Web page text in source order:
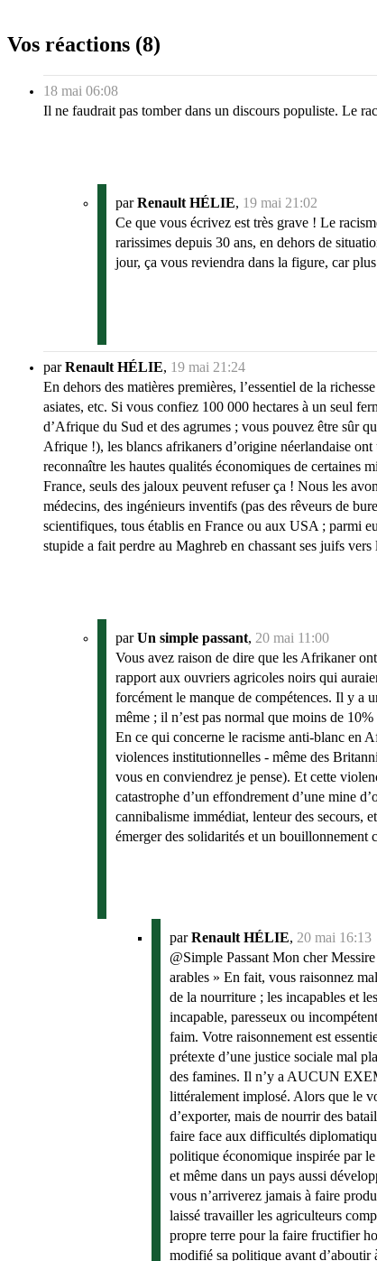
Vos réactions (8)
18 mai 06:08
Il ne faudrait pas tomber dans un discours populiste. Le
parRenault HÉLIE, 19 mai 21:02
Ce que vous écrivez est très grave ! Le
rarissimes depuis 30 ans, en dehors de
jour, ça vous reviendra dans la figure, car
parRenault HÉLIE, 19 mai 21:24
En dehors des matières premières, l’essentiel de la
asiates, etc. Si vous confiez 100 000 hectares à un seul
d’Afrique du Sud et des agrumes ; vous pouvez être sûr
Afrique !), les blancs afrikaners d’origine néerlandaise
reconnaître les hautes qualités économiques de certaines
France, seuls des jaloux peuvent refuser ça ! Nous les
médecins, des ingénieurs inventifs (pas des rêveurs de
scientifiques, tous établis en France ou aux USA ; parmi
stupide a fait perdre au Maghreb en chassant ses juifs
parUn simple passant, 20 mai 11:00
Vous avez raison de dire que les Afrikaner
rapport aux ouvriers agricoles noirs qui
forcément le manque de compétences. Il y a
même ; il n’est pas normal que moins de
En ce qui concerne le racisme anti-blanc en
violences institutionnelles - même des
vous en conviendrez je pense). Et cette
catastrophe d’un effondrement d’une mine
cannibalisme immédiat, lenteur des secours,
émerger des solidarités et un bouillonnement
parRenault HÉLIE, 20 mai 16:13
@Simple Passant Mon cher
arables » En fait, vous raisonnez
de la nourriture ; les incapables et
incapable, paresseux ou
faim. Votre raisonnement est
prétexte d’une justice sociale mal
des famines. Il n’y a AUCUN
littéralement implosé. Alors que le
d’exporter, mais de nourrir des
faire face aux difficultés
politique économique inspirée par
et même dans un pays aussi
vous n’arriverez jamais à faire
laissé travailler les agriculteurs
propre terre pour la faire fructifier
modifié sa politique avant d’aboutir